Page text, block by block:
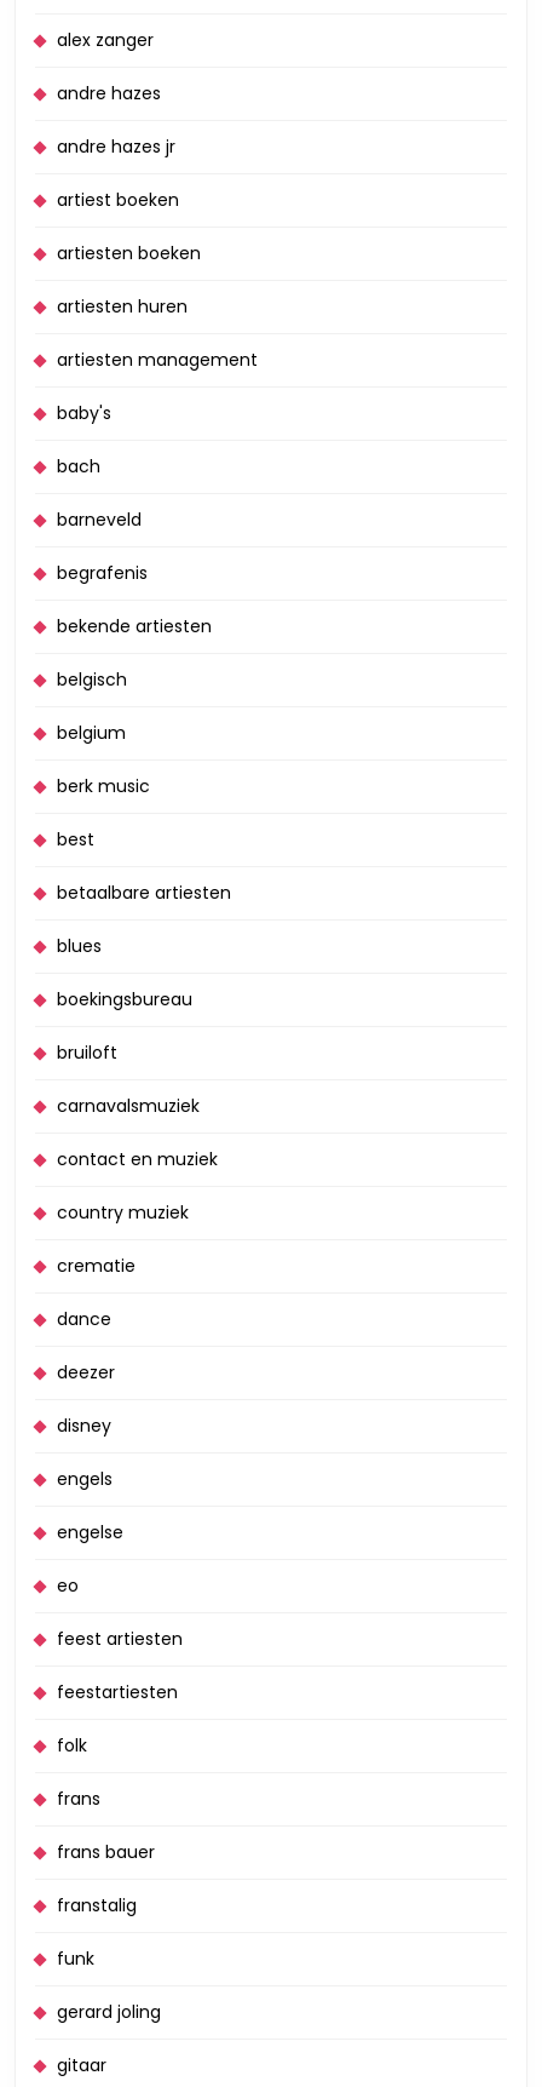
alex zanger
andre hazes
andre hazes jr
artiest boeken
artiesten boeken
artiesten huren
artiesten management
baby's
bach
barneveld
begrafenis
bekende artiesten
belgisch
belgium
berk music
best
betaalbare artiesten
blues
boekingsbureau
bruiloft
carnavalsmuziek
contact en muziek
country muziek
crematie
dance
deezer
disney
engels
engelse
eo
feest artiesten
feestartiesten
folk
frans
frans bauer
franstalig
funk
gerard joling
gitaar